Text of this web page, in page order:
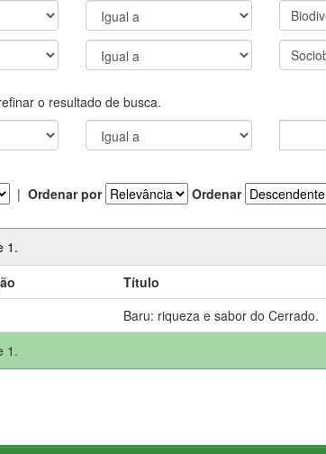
o resultado de busca.
| Ordenar por Ordenar
1.
Título
Baru: riqueza e sabor do Cerrado.
1.